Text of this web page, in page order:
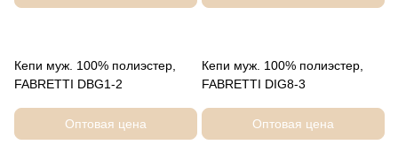
Кепи муж. 100% полиэстер,
FABRETTI DBG1-2
Оптовая цена
Кепи муж. 100% полиэстер,
FABRETTI DIG8-3
Оптовая цена